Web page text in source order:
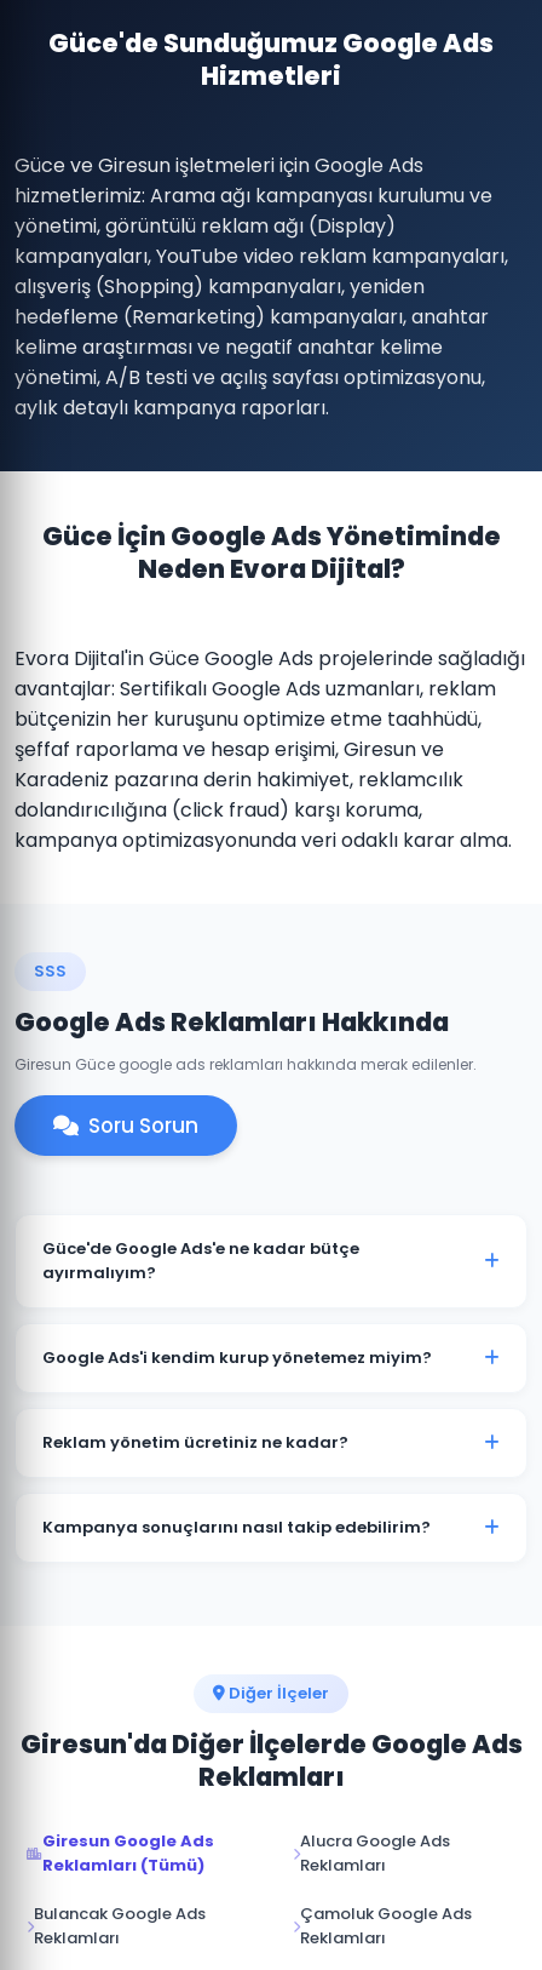
Güce'de Sunduğumuz Google Ads
Hizmetleri
Güce ve Giresun işletmeleri için Google Ads
hizmetlerimiz: Arama ağı kampanyası kurulumu ve
yönetimi, görüntülü reklam ağı (Display)
kampanyaları, YouTube video reklam kampanyaları,
alışveriş (Shopping) kampanyaları, yeniden
hedefleme (Remarketing) kampanyaları, anahtar
kelime araştırması ve negatif anahtar kelime
yönetimi, A/B testi ve açılış sayfası optimizasyonu,
aylık detaylı kampanya raporları.
Güce İçin Google Ads Yönetiminde
Neden Evora Dijital?
Evora Dijital'in Güce Google Ads projelerinde sağladığı
avantajlar: Sertifikalı Google Ads uzmanları, reklam
bütçenizin her kuruşunu optimize etme taahhüdü,
şeffaf raporlama ve hesap erişimi, Giresun ve
Karadeniz pazarına derin hakimiyet, reklamcılık
dolandırıcılığına (click fraud) karşı koruma,
kampanya optimizasyonunda veri odaklı karar alma.
SSS
Google Ads Reklamları Hakkında
Giresun Güce google ads reklamları hakkında merak edilenler.
Soru Sorun
Güce'de Google Ads'e ne kadar bütçe
ayırmalıyım?
ile başlanabilir. Ancak anlamlı sonuçlar için 3.000-
Google Ads'i kendim kurup yönetemez miyim?
kampanyalar bütçenizi hızla tüketir. Güce'deki
artırmaktadır.
Reklam yönetim ücretiniz ne kadar?
%15-20'si arasında değişmektedir. Güce için minimum
Kampanya sonuçlarını nasıl takip edebilirim?
Diğer İlçeler
Giresun'da Diğer İlçelerde Google Ads
Reklamları
Giresun Google Ads
Reklamları (Tümü)
Alucra Google Ads
Reklamları
Bulancak Google Ads
Reklamları
Çamoluk Google Ads
Reklamları